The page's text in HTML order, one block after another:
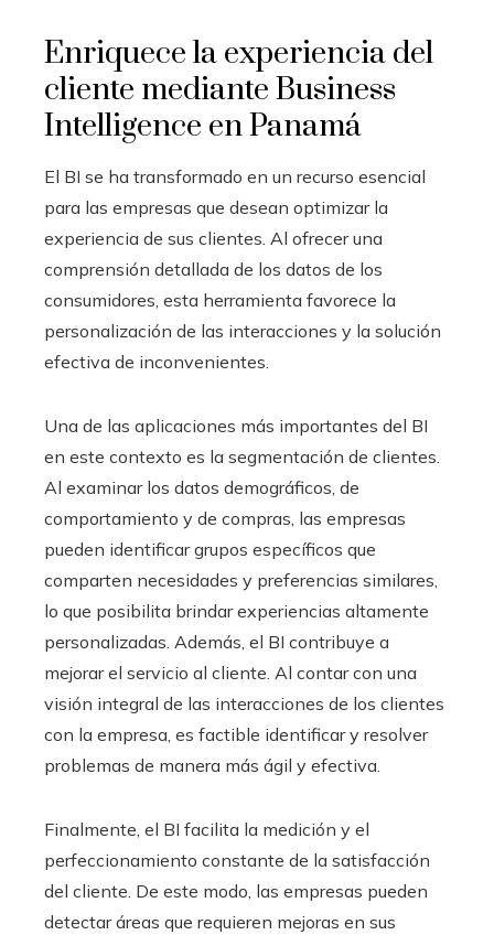
Enriquece la experiencia del
cliente mediante Business
Intelligence en Panamá
El BI se ha transformado en un recurso esencial
para las empresas que desean optimizar la
experiencia de sus clientes. Al ofrecer una
comprensión detallada de los datos de los
consumidores, esta herramienta favorece la
personalización de las interacciones y la solución
efectiva de inconvenientes.
Una de las aplicaciones más importantes del BI
en este contexto es la segmentación de clientes.
Al examinar los datos demográficos, de
comportamiento y de compras, las empresas
pueden identificar grupos específicos que
comparten necesidades y preferencias similares,
lo que posibilita brindar experiencias altamente
personalizadas. Además, el BI contribuye a
mejorar el servicio al cliente. Al contar con una
visión integral de las interacciones de los clientes
con la empresa, es factible identificar y resolver
problemas de manera más ágil y efectiva.
Finalmente, el BI facilita la medición y el
perfeccionamiento constante de la satisfacción
del cliente. De este modo, las empresas pueden
detectar áreas que requieren mejoras en sus